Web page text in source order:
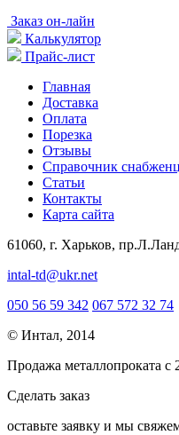
Заказ он-лайн
Калькулятор
Прайс-лист
Главная
Доставка
Оплата
Порезка
Отзывы
Справочник
Статьи
Контакты
Карта сайта
61060, г. Харьков,
intal-td@ukr.net
050 56 59 342 067 572 32 74
© Интал, 2014
Продажа металлопроката с
Сделать заказ
оcтавьте заявку и мы